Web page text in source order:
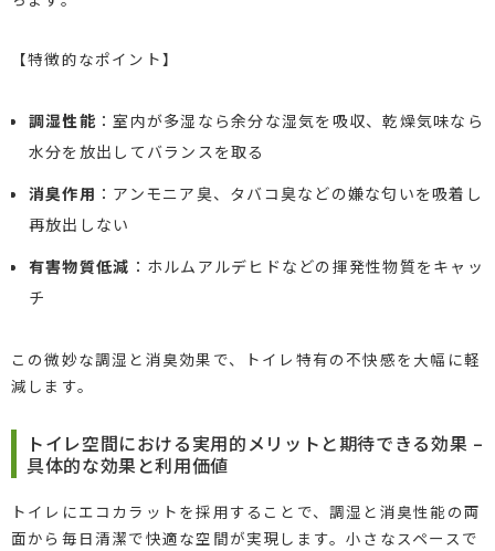
【特徴的なポイント】
調湿性能 ：室内が多湿なら余分な湿気を吸収、乾燥気味なら
水分を放出してバランスを取る
消臭作用 ：アンモニア臭、タバコ臭などの嫌な匂いを吸着し
再放出しない
有害物質低減 ：ホルムアルデヒドなどの揮発性物質をキャッ
チ
この微妙な調湿と消臭効果で、トイレ特有の不快感を大幅に軽
減します。
トイレ空間における実用的メリットと期待できる効果 –
具体的な効果と利用価値
トイレにエコカラットを採用することで、調湿と消臭性能の両
面から毎日清潔で快適な空間が実現します。小さなスペースで